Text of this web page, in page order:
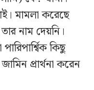
মামলা করেছে
নাম দেয়নি।
কিছু
প্রার্থনা করেন